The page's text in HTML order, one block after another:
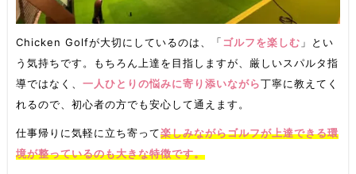
Chicken Golfが大切にしているのは、「 ゴルフを楽しむ 」とい
う気持ちです。もちろん上達を目指しますが、厳しいスパルタ指
導ではなく、 一人ひとりの悩みに寄り添いながら丁寧に教えてく
れるので、初心者の方でも安心して通えます。
仕事帰りに気軽に立ち寄って楽しみながらゴルフが上達できる環
境が整っているのも大きな特徴です。